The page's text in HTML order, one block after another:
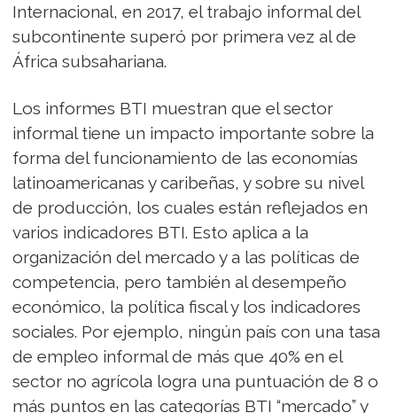
Internacional, en 2017, el trabajo informal del
subcontinente superó por primera vez al de
África subsahariana.
Los informes BTI muestran que el sector
informal tiene un impacto importante sobre la
forma del funcionamiento de las economías
latinoamericanas y caribeñas, y sobre su nivel
de producción, los cuales están reflejados en
varios indicadores BTI. Esto aplica a la
organización del mercado y a las políticas de
competencia, pero también al desempeño
económico, la política fiscal y los indicadores
sociales. Por ejemplo, ningún país con una tasa
de empleo informal de más que 40% en el
sector no agrícola logra una puntuación de 8 o
más puntos en las categorías BTI “mercado” y